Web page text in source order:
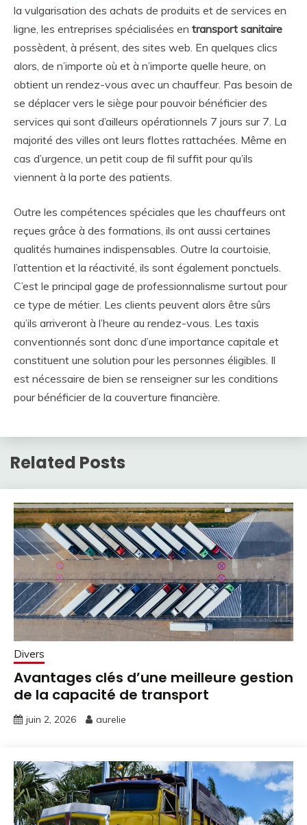
la vulgarisation des achats de produits et de services en
ligne, les entreprises spécialisées en transport sanitaire
possèdent, à présent, des sites web. En quelques clics
alors, de n’importe où et à n’importe quelle heure, on
obtient un rendez-vous avec un chauffeur. Pas besoin de
se déplacer vers le siège pour pouvoir bénéficier des
services qui sont d’ailleurs opérationnels 7 jours sur 7. La
majorité des villes ont leurs flottes rattachées. Même en
cas d’urgence, un petit coup de fil suffit pour qu’ils
viennent à la porte des patients.
Outre les compétences spéciales que les chauffeurs ont
reçues grâce à des formations, ils ont aussi certaines
qualités humaines indispensables. Outre la courtoisie,
l’attention et la réactivité, ils sont également ponctuels.
C’est le principal gage de professionnalisme surtout pour
ce type de métier. Les clients peuvent alors être sûrs
qu’ils arriveront à l’heure au rendez-vous. Les taxis
conventionnés sont donc d’une importance capitale et
constituent une solution pour les personnes éligibles. Il
est nécessaire de bien se renseigner sur les conditions
pour bénéficier de la couverture financière.
Related Posts
Divers
Avantages clés d’une meilleure gestion
de la capacité de transport
juin 2, 2026 aurelie